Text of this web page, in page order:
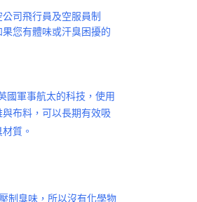
司飛行員及空服員制
您有體味或汗臭困擾的
國軍事航太的科技，使用
布料，可以長期有效吸
質。
制臭味，所以沒有化學物